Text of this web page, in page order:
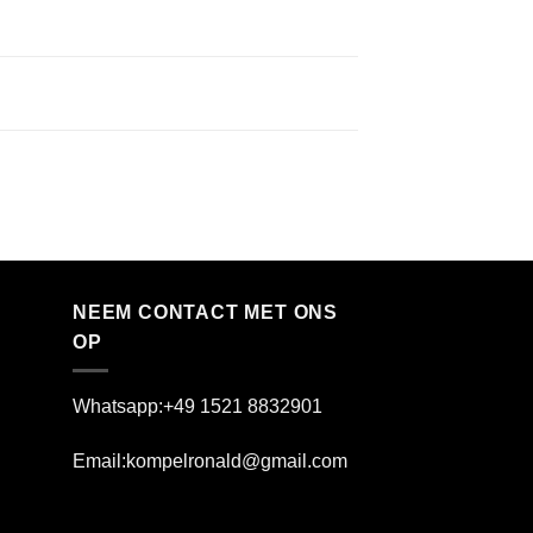
NEEM CONTACT MET ONS
OP
Whatsapp:+49 1521 8832901
Email:kompelronald@gmail.com